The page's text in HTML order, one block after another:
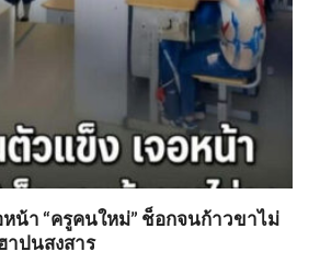
น้า “ครูคนใหม่” ช็อกจนก้าวขาไม่
าปนสงสาร